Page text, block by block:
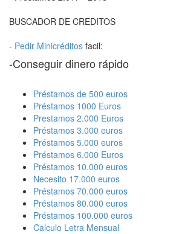
BUSCADOR DE CREDITOS
- Pedir Minicréditos facil:
-Conseguir dinero rápido
Préstamos de 500 euros
Préstamos 1000 Euros
Prestamos 2.000 Euros
Préstamos 3.000 euros
Préstamos 5.000 euros
Préstamos 6.000 Euros
Préstamos 10.000 euros
Necesito 17.000 euros
Préstamos 70.000 euros
Préstamos 80.000 euros
Préstamos 100.000 euros
Calculo Letra Mensual